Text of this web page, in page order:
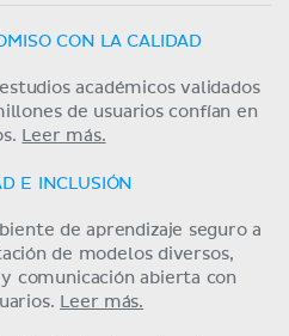
CON LA CALIDAD
académicos validados
de usuarios confían en
Leer más.
E INCLUSIÓN
de aprendizaje seguro a
de modelos diversos,
comunicación abierta con
Leer más.